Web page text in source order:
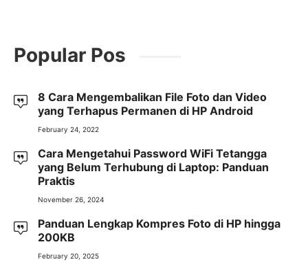
Popular Pos
8 Cara Mengembalikan File Foto dan Video
yang Terhapus Permanen di HP Android
February 24, 2022
Cara Mengetahui Password WiFi Tetangga
yang Belum Terhubung di Laptop: Panduan
Praktis
November 26, 2024
Panduan Lengkap Kompres Foto di HP hingga
200KB
February 20, 2025